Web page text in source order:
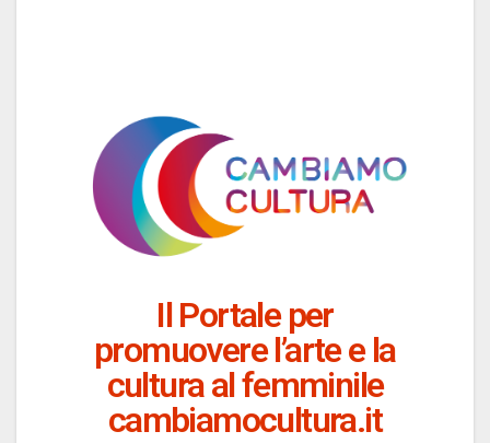
Il Portale per
promuovere l’arte e la
cultura al femminile
cambiamocultura.it